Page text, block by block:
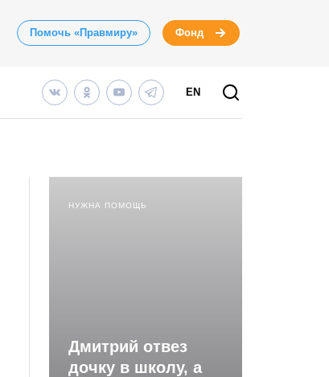
Помочь «Правмиру» Фонд
EN
НУЖНА ПОМОЩЬ
Дмитрий отвез
дочку в школу, а